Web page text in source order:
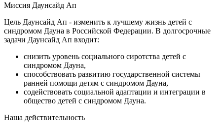
Миссия Даунсайд Ап
Цель Даунсайд Ап - изменить к лучшему жизнь детей с
синдромом Дауна в Российской Федерации. В долгосрочные
задачи Даунсайд Ап входит:
снизить уровень социального сиротства детей с
синдромом Дауна,
способствовать развитию государственной системы
ранней помощи детям с синдромом Дауна,
содействовать социальной адаптации и интеграции в
общество детей с синдромом Дауна.
Наша действительность